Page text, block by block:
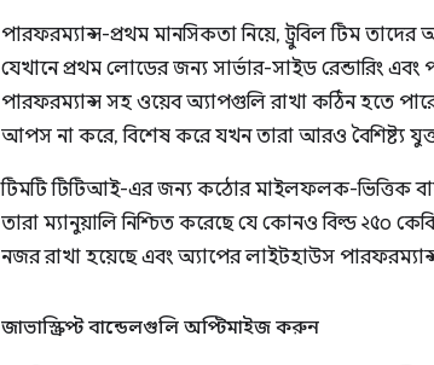
পারফরম্যান্স-প্রথম মানসিকতা নিয়ে, ট্রুবিল টিম
যেখানে প্রথম লোডের জন্য সার্ভার-সাইড রেন্ডারিং এবং
পারফরম্যান্স সহ ওয়েব অ্যাপগুলি রাখা কঠিন হতে
আপস না করে, বিশেষ করে যখন তারা আরও বৈশিষ্ট্য
টিমটি টিটিআই-এর জন্য কঠোর মাইলফলক-ভিত্তিক
তারা ম্যানুয়ালি নিশ্চিত করেছে যে কোনও বিল্ড ২৫০
নজর রাখা হয়েছে এবং অ্যাপের লাইটহাউস
জাভাস্ক্রিপ্ট বান্ডেলগুলি অপ্টিমাইজ করুন